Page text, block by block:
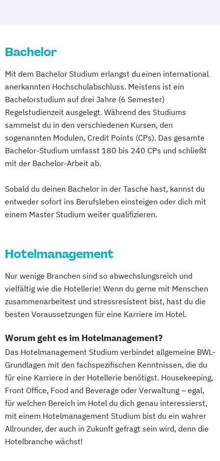
Bachelor
Mit dem Bachelor Studium erlangst du einen international
anerkannten Hochschulabschluss. Meistens ist ein
Bachelorstudium auf drei Jahre (6 Semester)
Regelstudienzeit ausgelegt. Während des Studiums
sammelst du in den verschiedenen Kursen, den
sogenannten Modulen, Credit Points (CPs). Das gesamte
Bachelor-Studium umfasst 180 bis 240 CPs und schließt
mit der Bachelor-Arbeit ab.
Sobald du deinen Bachelor in der Tasche hast, kannst du
entweder sofort ins Berufsleben einsteigen oder dich mit
einem Master Studium weiter qualifizieren.
Hotelmanagement
Nur wenige Branchen sind so abwechslungsreich und
vielfältig wie die Hotellerie! Wenn du gerne mit Menschen
zusammenarbeitest und stressresistent bist, hast du die
besten Voraussetzungen für eine Karriere im Hotel.
Worum geht es im Hotelmanagement?
Das Hotelmanagement Studium verbindet allgemeine BWL-
Grundlagen mit den fachspezifischen Kenntnissen, die du
für eine Karriere in der Hotellerie benötigst. Housekeeping,
Front Office, Food and Beverage oder Verwaltung – egal,
für welchen Bereich im Hotel du dich genau interessierst,
mit einem Hotelmanagement Studium bist du ein wahrer
Allrounder, der auch in Zukunft gefragt sein wird, denn die
Hotelbranche wächst!